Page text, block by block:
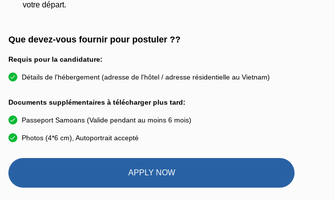
votre départ.
Que devez-vous fournir pour postuler ??
Requis pour la candidature:
Détails de l'hébergement (adresse de l'hôtel / adresse résidentielle au Vietnam)
Documents supplémentaires à télécharger plus tard:
Passeport Samoans (Valide pendant au moins 6 mois)
Photos (4*6 cm), Autoportrait accepté
APPLY NOW